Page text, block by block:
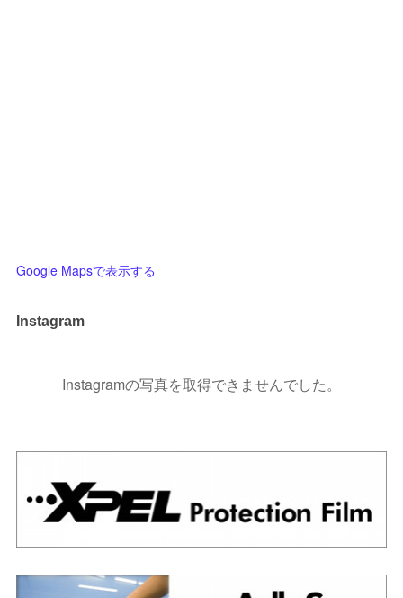
Google Mapsで表示する
Instagram
Instagramの写真を取得できませんでした。